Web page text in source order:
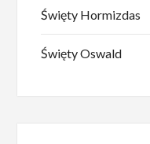
Święty Hormizdas
Święty Oswald